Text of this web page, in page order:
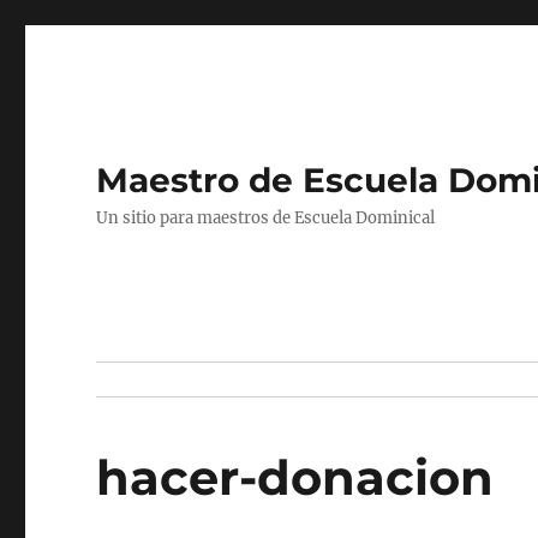
Maestro de Escuela
Un sitio para maestros de Escuela Dominical
hacer-donacion